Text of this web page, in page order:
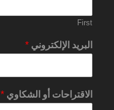
First
البريد الإلكتروني*
الاقتراحات أو الشكاوي*